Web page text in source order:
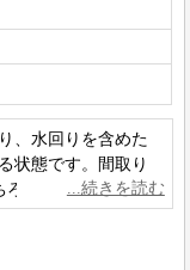
、水回りを含めた
状態です。間取り
ろんテレワークにも